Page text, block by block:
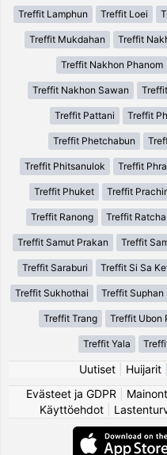
Treffit Lamphun Treffit Loei
Treffit Mukdahan Treffit
Treffit Nakhon Phanom
Treffit Nakhon Sawan
Treffit Pattani Treffit
Treffit Phetchabun
Treffit Phitsanulok Treffit
Treffit Phuket Treffit
Treffit Ranong Treffit
Treffit Samut Prakan Treffit
Treffit Saraburi Treffit Si Sa
Treffit Sukhothai Treffit Suphan
Treffit Trang Treffit Ubon
Treffit Yala
Uutiset Huijarit
Evästeet ja GDPR
Käyttöehdot